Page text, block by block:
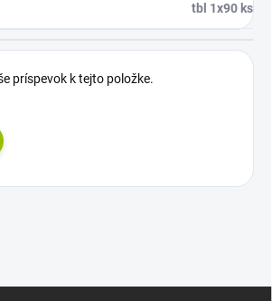
tbl 1x90 ks
príspevok k tejto položke.